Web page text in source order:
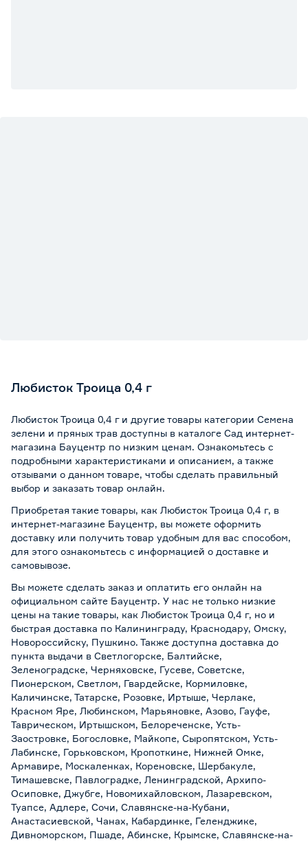
Любисток Троица 0,4 г
Любисток Троица 0,4 г и другие товары категории Семена
зелени и пряных трав доступны в каталоге Сад интернет-
магазина Бауцентр по низким ценам. Ознакомьтесь с
подробными характеристиками и описанием, а также
отзывами о данном товаре, чтобы сделать правильный
выбор и заказать товар онлайн.
Приобретая такие товары, как Любисток Троица 0,4 г, в
интернет-магазине Бауцентр, вы можете оформить
доставку или получить товар удобным для вас способом,
для этого ознакомьтесь с информацией о доставке и
самовывозе.
Вы можете сделать заказ и оплатить его онлайн на
официальном сайте Бауцентр. У нас не только низкие
цены на такие товары, как Любисток Троица 0,4 г, но и
быстрая доставка по Калининграду, Краснодару, Омску,
Новороссийску, Пушкино. Также доступна доставка до
пункта выдачи в Светлогорске, Балтийске,
Зеленоградске, Черняховске, Гусеве, Советске,
Пионерском, Светлом, Гвардейске, Кормиловке,
Каличинске, Татарске, Розовке, Иртыше, Черлаке,
Красном Яре, Любинском, Марьяновке, Азово, Гауфе,
Таврическом, Иртышском, Белореченске, Усть-
Заостровке, Богословке, Майкопе, Сыропятском, Усть-
Лабинске, Горьковском, Кропоткине, Нижней Омке,
Армавире, Москаленках, Кореновске, Шербакуле,
Тимашевске, Павлоградке, Ленинградской, Архипо-
Осиповке, Джубге, Новомихайловском, Лазаревском,
Туапсе, Адлере, Сочи, Славянске-на-Кубани,
Анастасиевской, Чанах, Кабардинке, Геленджике,
Дивноморском, Пшаде, Абинске, Крымске, Славянске-на-